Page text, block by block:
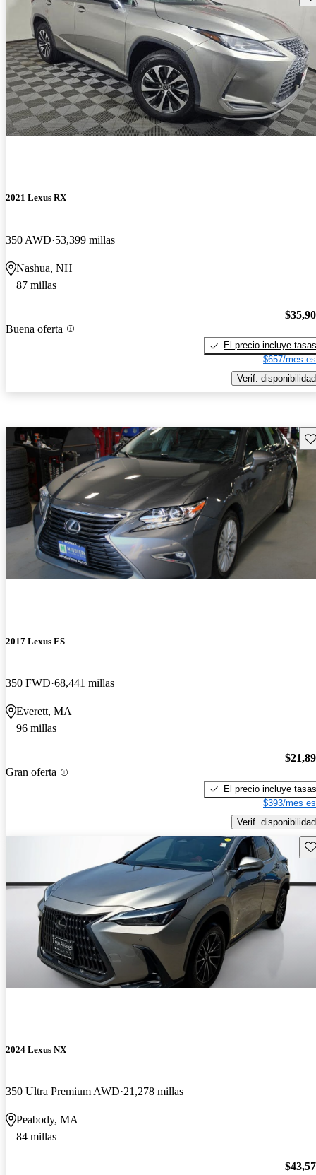
2021 Lexus RX
350 AWD 53,399 millas
Nashua, NH
87 millas
Buena oferta
El precio incluye tasas
$657/mes
Verif. disponibilidad
2017 Lexus ES
350 FWD 68,441 millas
Everett, MA
96 millas
Gran oferta
El precio incluye tasas
$393/mes
Verif. disponibilidad
2024 Lexus NX
350 Ultra Premium AWD 21,278 millas
Peabody, MA
84 millas